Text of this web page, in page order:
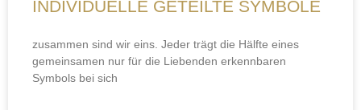
INDIVIDUELLE GETEILTE SYMBOLE
zusammen sind wir eins. Jeder trägt die Hälfte eines
gemeinsamen nur für die Liebenden erkennbaren
Symbols bei sich